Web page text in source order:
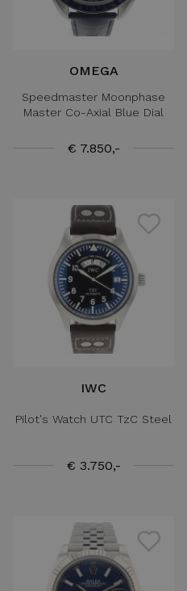
OMEGA
Speedmaster Moonphase
Master Co-Axial Blue Dial
€ 7.850,-
IWC
Pilot's Watch UTC TzC Steel
€ 3.750,-